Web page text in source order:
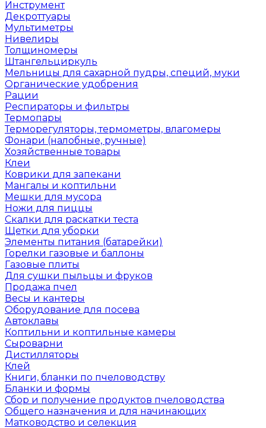
Инструмент
Декроттуары
Мультиметры
Нивелиры
Толщиномеры
Штангельциркуль
Мельницы для сахарной пудры, специй, муки
Органические удобрения
Рации
Респираторы и фильтры
Термопары
Терморегуляторы, термометры, влагомеры
Фонари (налобные, ручные)
Хозяйственные товары
Клеи
Коврики для запекани
Мангалы и коптильни
Мешки для мусора
Ножи для пиццы
Скалки для раскатки теста
Щетки для уборки
Элементы питания (батарейки)
Горелки газовые и баллоны
Газовые плиты
Для сушки пыльцы и фруков
Продажа пчел
Весы и кантеры
Оборудование для посева
Автоклавы
Коптильни и коптильные камеры
Сыроварни
Дистилляторы
Клей
Книги, бланки по пчеловодству
Бланки и формы
Сбор и получение продуктов пчеловодства
Общего назначения и для начинающих
Матководство и селекция